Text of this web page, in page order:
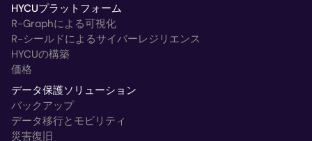
HYCUプラットフォーム
R-Graphによる可視化
R-シールドによるサイバーレジリエンス
HYCUの構築
価格
データ保護ソリューション
バックアップ
データ移行とモビリティ
災害復旧